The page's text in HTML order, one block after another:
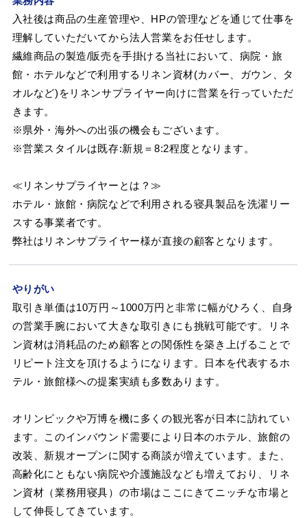
入社後は商品の生産管理や、HPの管理などを通じて仕事を
理解していただいてから法人営業をお任せします。
繊維商品の製造/販売を手掛ける当社において、病院・旅
館・ホテルなどで利用するリネン資材(カバー、ガウン、タ
オルなど)をリネンサプライヤー向けに営業を行っていただ
きます。
※県外・海外への出張の機会もございます。
※営業スタイルは既存:新規＝8:2程度となります。
≪リネンサプライヤーとは？≫
ホテル・旅館・病院などで利用される寝具製品を洗濯リー
スする事業者です。
弊社はリネンサプライヤー様が直接の顧客となります。
やりがい
取引き単価は10万円～1000万円と非常に幅がひろく、自身
の営業手腕において大きな取引きにも挑戦可能です。リネ
ン資材は消耗品のため顧客との関係性を築き上げることで
リピート注文を頂けるようになります。日本を代表するホ
テル・旅館様への提案実績も多数あります。
オリンピックや万博を機に多くの観光客が日本に訪れてい
ます。このインバウンド需要により日本のホテル、旅館の
改装、新規オープンに関する商談が増えています。また、
高齢化にともない病院や介護施設なども増えており、リネ
ン資材（業務用寝具）の市場はここにきてニッチな市場と
して伸長してきています。